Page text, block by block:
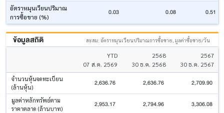
อัตราหมุนเวียนปริมาณ
การซื้อขาย (%)
0.03 0.08 0.51
ข้อมูลสถิติ สะสม: อัตราหมุนเวียนปริมาณการซื้อขาย, มูลค่าซื้อขาย/วัน
YTD
07 ส.ค. 2569
2568
30 ธ.ค. 2568
2567
30 ธ.ค. 2567
จำนวนหุ้นจดทะเบียน
(ล้านหุ้น)
2,636.76 2,636.76 2,709.90
มูลค่าหลักทรัพย์ตาม
ราคาตลาด (ล้านบาท)
2,953.17 2,794.96 3,306.08